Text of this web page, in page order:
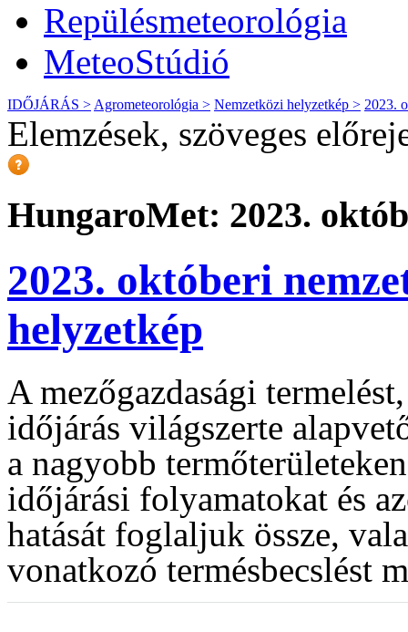
Repülésmeteorológia
MeteoStúdió
IDŐJÁRÁS > Agrometeorológia > Nemzetközi helyzetkép > 2023.
Elemzések, szöveges
HungaroMet: 2023.
2023. októberi
helyzetkép
A mezőgazdasági
időjárás világszerte
a nagyobb
időjárási folyamatokat és
hatását foglaljuk össze,
vonatkozó termésbecslést